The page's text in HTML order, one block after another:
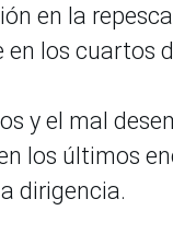
en la
en los cuartos
y el mal
los últimos
dirigencia.